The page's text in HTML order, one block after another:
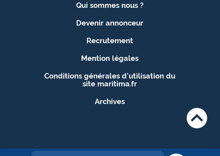
Qui sommes nous ?
Devenir annonceur
Recrutement
Mention légales
Conditions générales d'utilisation du
site maritima.fr
Archives